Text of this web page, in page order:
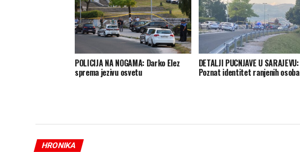
POLICIJA NA NOGAMA: Darko Elez
sprema jezivu osvetu
DETALJI PUCNJAVE U SARAJEVU:
Poznat identitet ranjenih osoba
HRONIKA